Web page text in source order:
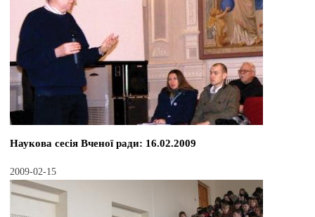
Наукова сесія Вченої ради: 16.02.2009
2009-02-15